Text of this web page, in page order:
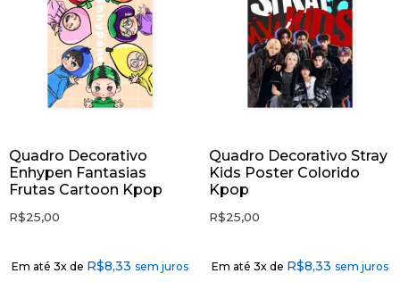
Quadro Decorativo
Enhypen Fantasias
Frutas Cartoon Kpop
R$25,00
Em até 3x de R$8,33 sem juros
Quadro Decorativo Stray
Kids Poster Colorido
Kpop
R$25,00
Em até 3x de R$8,33 sem juros